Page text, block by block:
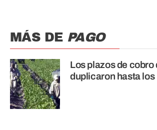
MÁS DE PAGO
Los plazos de cobro
duplicaron hasta los